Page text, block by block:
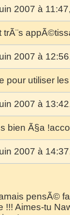
2007 à
trÃ¨s
2007 à
pour utiliser
2007 à
bien Ã§a
2007 à
pensÃ©
!!! Aimes-tu